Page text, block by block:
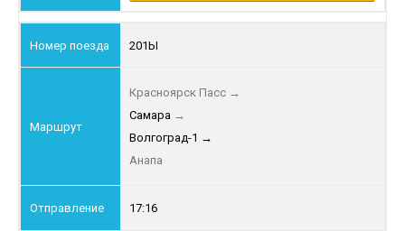
201Ы
Красноярск Пасс →
Самара →
Волгоград-1 →
Анапа
17:16